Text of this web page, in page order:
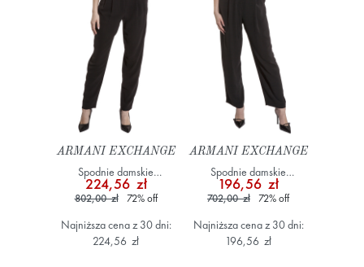
ARMANI EXCHANGE
Spodnie damskie
XW000434 AF10872
Czarny
224,56 zł
802,00 zł 72%off
Najniższa cena z 30 dni:
224,56 zł
ARMANI EXCHANGE
Spodnie damskie
XW000942 AF10872
Czarny
196,56 zł
702,00 zł 72%off
Najniższa cena z 30 dni:
196,56 zł